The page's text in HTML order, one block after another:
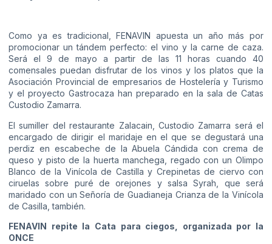
Como ya es tradicional, FENAVIN apuesta un año más por
promocionar un tándem perfecto: el vino y la carne de caza.
Será el 9 de mayo a partir de las 11 horas cuando 40
comensales puedan disfrutar de los vinos y los platos que la
Asociación Provincial de empresarios de Hostelería y Turismo
y el proyecto Gastrocaza han preparado en la sala de Catas
Custodio Zamarra.
El sumiller del restaurante Zalacain, Custodio Zamarra será el
encargado de dirigir el maridaje en el que se degustará una
perdiz en escabeche de la Abuela Cándida con crema de
queso y pisto de la huerta manchega, regado con un Olimpo
Blanco de la Vinícola de Castilla y Crepinetas de ciervo con
ciruelas sobre puré de orejones y salsa Syrah, que será
maridado con un Señoría de Guadianeja Crianza de la Vinícola
de Casilla, también.
FENAVIN repite la Cata para ciegos, organizada por la
ONCE